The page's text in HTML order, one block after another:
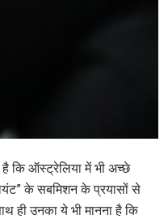
है कि ऑस्ट्रेलिया में भी अच्छे
के सबमिशन के प्रयासों से
ही उनका ये भी मानना है कि